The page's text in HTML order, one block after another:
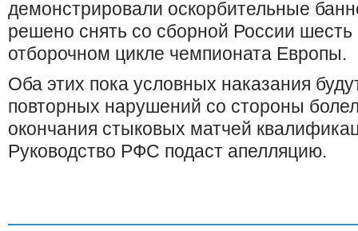
демонстрировали оскорбительные
решено снять со сборной России
отборочном цикле чемпионата Европы.
Оба этих пока условных наказания
повторных нарушений со стороны
окончания стыковых матчей
Руководство РФС подаст апелляцию.